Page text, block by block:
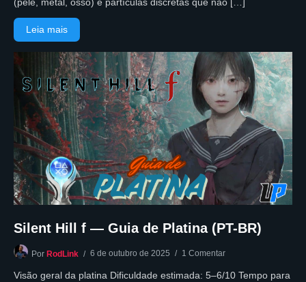
Leia mais
Silent Hill f — Guia de Platina (PT-BR)
Por RodLink 6 de outubro de 2025 1 Comentar
Visão geral da platina Dificuldade estimada: 5–6/10 Tempo para